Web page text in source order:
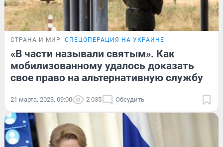
СТРАНА И МИР СПЕЦОПЕРАЦИЯ НА УКРАИНЕ
«В части называли святым». Как
мобилизованному удалось доказать
свое право на альтернативную службу
21 марта, 2023, 09:00 2 035 Обсудить